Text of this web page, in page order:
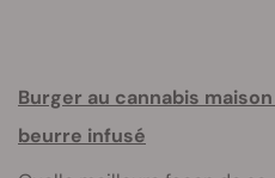
Burger au cannabis
beurre infusé